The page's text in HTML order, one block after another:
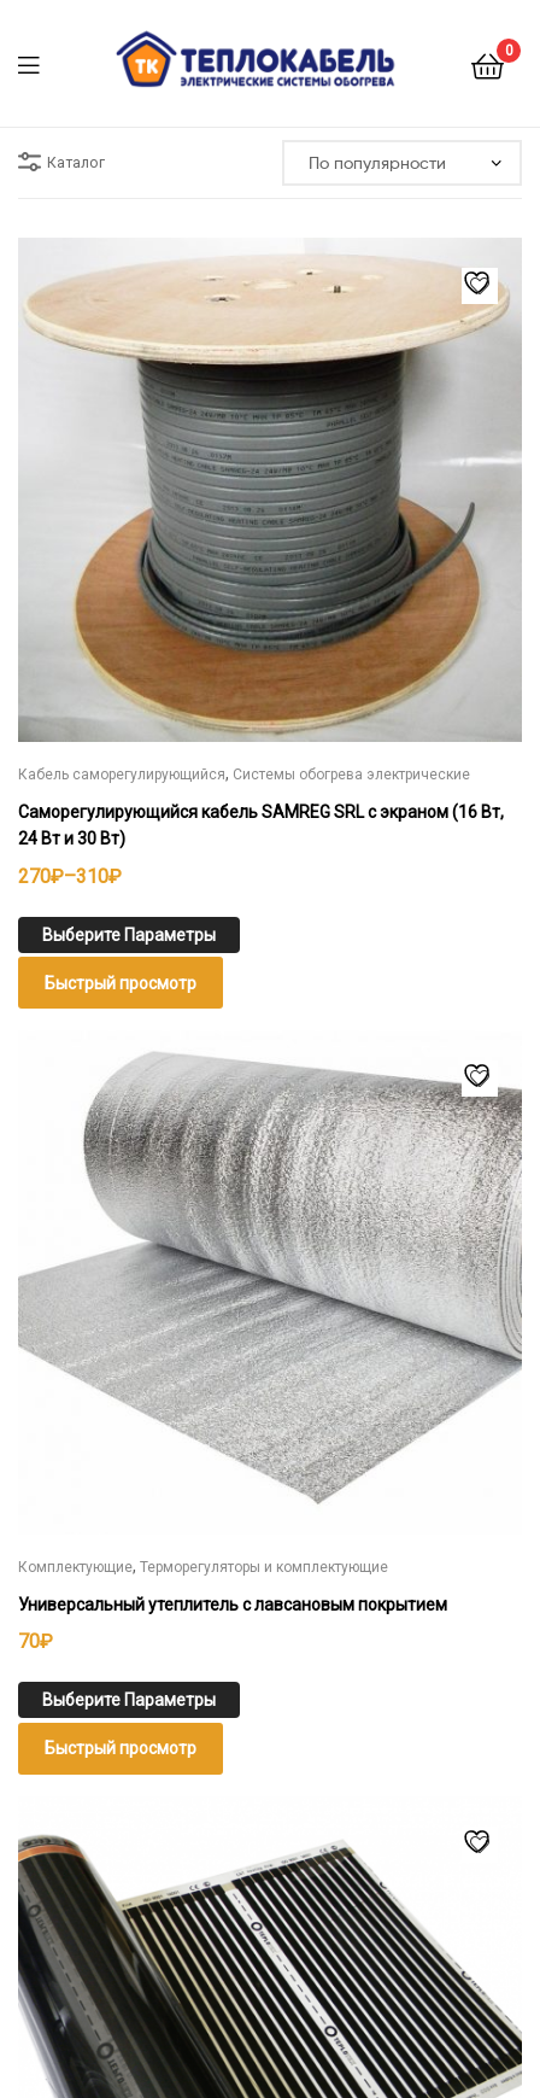
0
Меню
Каталог
Кабель саморегулирующийся, Системы обогрева электрические
Саморегулирующийся кабель SAMREG SRL с экраном (16 Вт,
24 Вт и 30 Вт)
270₽–310₽
Диапазон
270₽
–
310₽
Выберите Параметры
товар
имеет
несколько
вариаций.
Быстрый просмотр
Комплектующие, Терморегуляторы и комплектующие
Универсальный утеплитель с лавсановым покрытием
70₽
Выберите Параметры
несколько
вариаций.
странице
товара.
Быстрый просмотр
товар
имеет
несколько
вариаций.
Опции
можно
выбрать
на
странице
товара.